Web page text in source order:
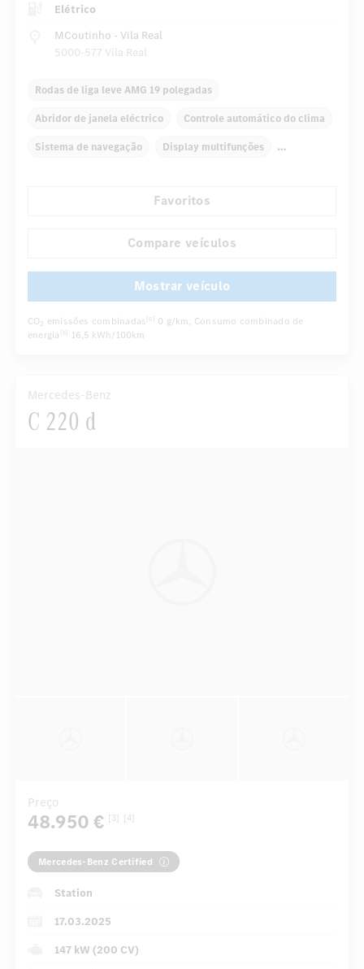
Elétrico
MCoutinho - Vila Real
5000-577 Vila Real
Rodas de liga leve AMG 19 polegadas
Abridor de janela eléctrico Controle automático do clima
Sistema de navegação Display multifunções
Assentos dianteiros elétricos
Favoritos
Compare veículos
Mostrar veículo
CO2 emissões combinadas [6] 0 g/km, Consumo combinado de
energia
[6] 16,5 kWh/100km
Mercedes-Benz
C 220 d
Preço
48.950 € [3] [4]
Mercedes-Benz Certified
Station
17.03.2025
147 kW (200 CV)